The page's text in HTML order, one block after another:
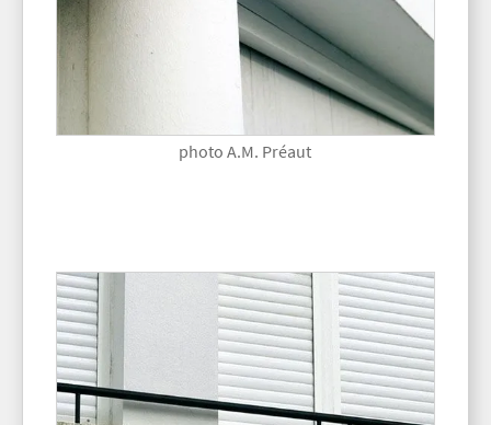
photo A.M. Préaut